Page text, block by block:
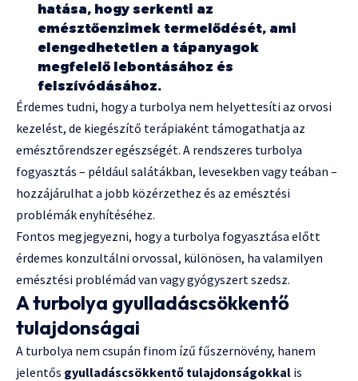
hatása, hogy serkenti az
emésztőenzimek termelődését, ami
elengedhetetlen a tápanyagok
megfelelő lebontásához és
felszívódásához.
Érdemes tudni, hogy a turbolya nem helyettesíti az orvosi
kezelést, de kiegészítő terápiaként támogathatja az
emésztőrendszer egészségét. A rendszeres turbolya
fogyasztás – például salátákban, levesekben vagy teában –
hozzájárulhat a jobb közérzethez és az emésztési
problémák enyhítéséhez.
Fontos megjegyezni, hogy a turbolya fogyasztása előtt
érdemes konzultálni orvossal, különösen, ha valamilyen
emésztési problémád van vagy gyógyszert szedsz.
A turbolya gyulladáscsökkentő
tulajdonságai
A turbolya nem csupán finom ízű fűszernövény, hanem
jelentős gyulladáscsökkentő tulajdonságokkal is